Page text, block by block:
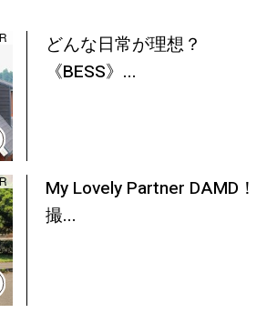
どんな日常が理想？
《BESS》...
My Lovely Partner DAMD！
撮...